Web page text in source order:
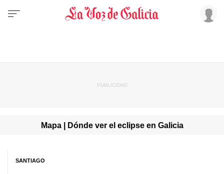
Mapa | Dónde ver el eclipse en Galicia
SANTIAGO